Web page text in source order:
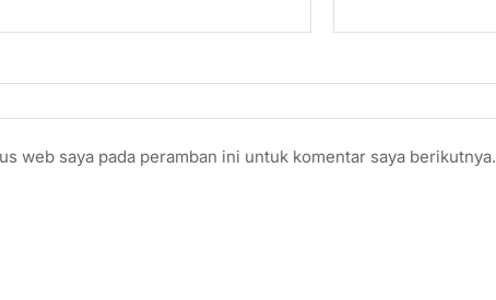
web saya pada peramban ini untuk komentar saya berikutnya.